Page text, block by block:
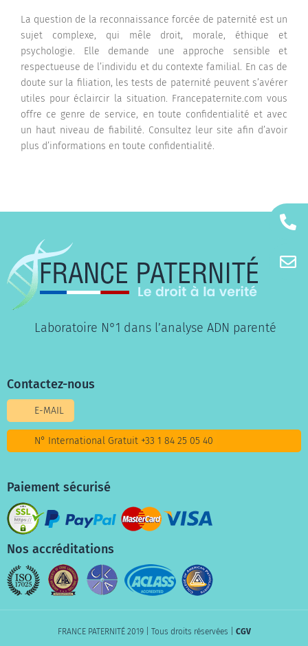
La question de la reconnaissance forcée de paternité est un
sujet complexe, qui mêle droit, morale, éthique et
psychologie. Elle demande une approche sensible et
respectueuse de l’individu et du contexte familial. En cas de
doute sur la filiation, les tests de paternité peuvent s’avérer
utiles pour éclaircir la situation. Francepaternite.com vous
offre ce genre de service, en toute confidentialité et avec
un haut niveau de fiabilité. Consultez leur site afin d’avoir
plus d’informations en toute confidentialité.
Laboratoire N°1 dans l’analyse ADN parenté
Contactez-nous
E-MAIL
N° International Gratuit +33 1 84 25 05 40
Paiement sécurisé
Nos accréditations
FRANCE PATERNITÉ 2019 | Tous droits réservées | CGV